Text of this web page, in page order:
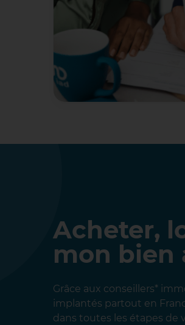
Acheter,
mon bien
Grâce aux conseillers*
implantés partout en
dans toutes les étapes de